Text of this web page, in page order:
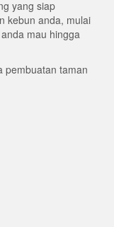
yang siap
kebun anda, mulai
mau hingga
pembuatan taman